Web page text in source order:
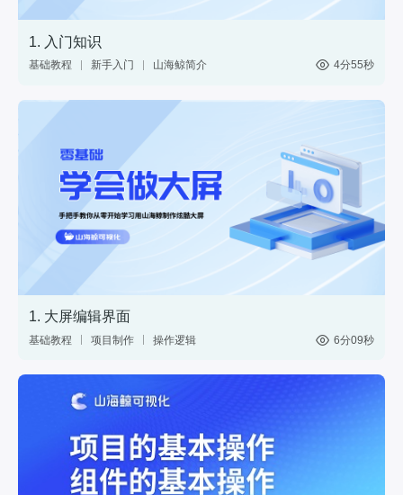
1. 入门知识
基础教程 新手入门 山海鲸简介 4分55秒
1. 大屏编辑界面
基础教程 项目制作 操作逻辑 6分09秒